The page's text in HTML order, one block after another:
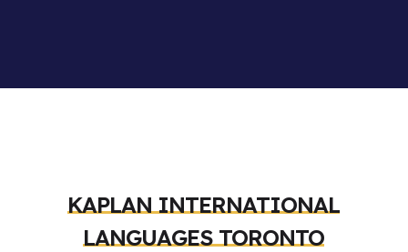
KAPLAN INTERNATIONAL
LANGUAGES TORONTO